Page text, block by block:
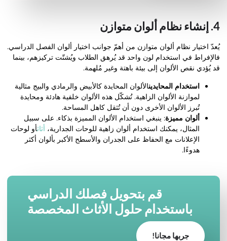
4. إنشاء نظام ألوان متوازن
يُعدّ اختيار نظام ألوان متوازن من أهمّ جوانب اختيار ألوان الفصل الدراسي.
فالإفراط في استخدام لون واحد قد يُرهق الطلاب ويُشتّت تركيزهم، بينما
قد يُؤدي نقص الألوان إلى بيئة باهتة وغير مُلهمة.
استخدام المحايدينالألوان المحايدة كالأبيض والرمادي والبيج مثالية
لموازنة الألوان الزاهية. تُشكّل هذه الألوان خلفية هادئة ومحايدة
تُبرز الألوان الأخرى دون أن تُثقل كاهل المساحة.
ألوان مميزة: ينبغي استخدام الألوان المميزة بذكاء. على سبيل
المثال، يمكنك استخدام ألوان زاهية للوحات الجدارية، أثاثأو لوحات
الإعلانات مع الحفاظ على الجدران والأسطح الأكبر بألوان أكثر
هدوءًا.
قم بتحويل فصلك الدراسي
باستخدام حلول الأثاث المخصصة
جربها مجانا!